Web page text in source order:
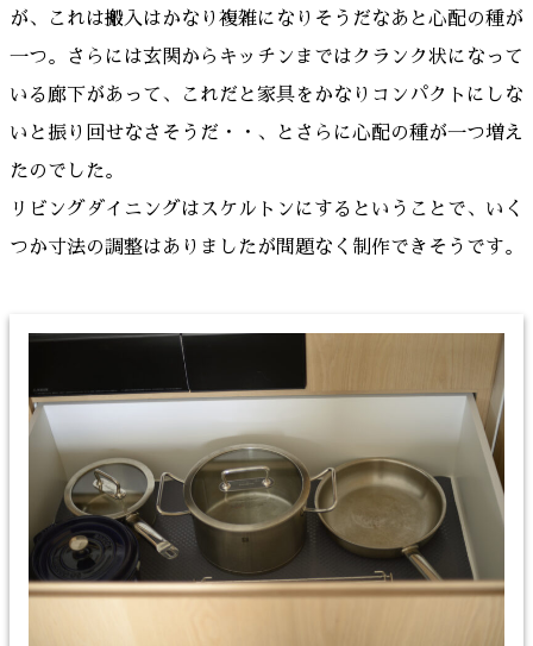
が、これは搬入はかなり複雑になりそうだなあと心配の種が
一つ。さらには玄関からキッチンまではクランク状になって
いる廊下があって、これだと家具をかなりコンパクトにしな
いと振り回せなさそうだ・・、とさらに心配の種が一つ増え
たのでした。
リビングダイニングはスケルトンにするということで、いく
つか寸法の調整はありましたが問題なく制作できそうです。